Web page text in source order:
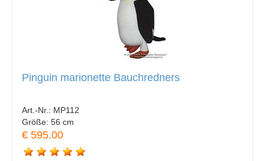
Pinguin marionette Bauchredners
Art.-Nr.: MP112
Größe: 56 cm
€ 595.00